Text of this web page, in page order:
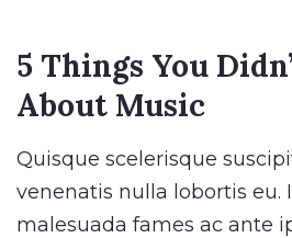
5 Things You
About Music
Quisque scelerisque
venenatis nulla lobortis eu.
malesuada fames ac ante